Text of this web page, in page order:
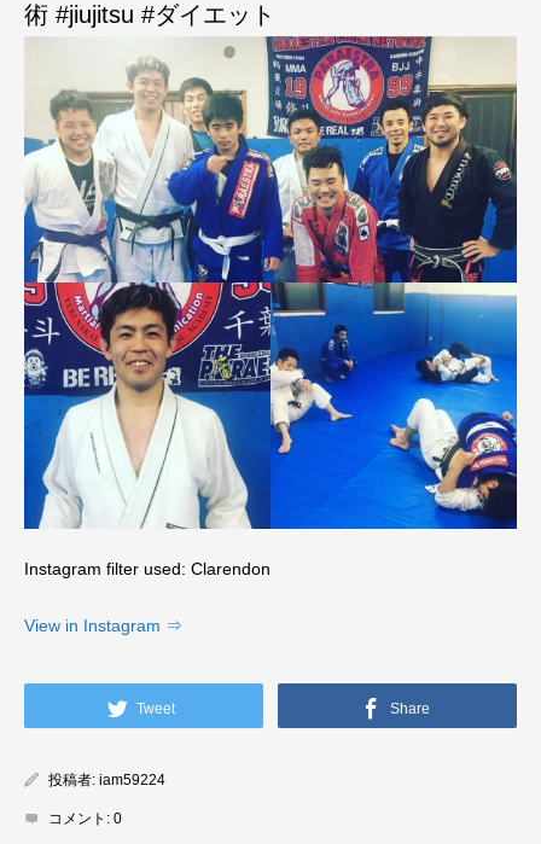
術 #jiujitsu #ダイエット
Instagram filter used: Clarendon
View in Instagram ⇒
Tweet Share
投稿者: iam59224
コメント: 0